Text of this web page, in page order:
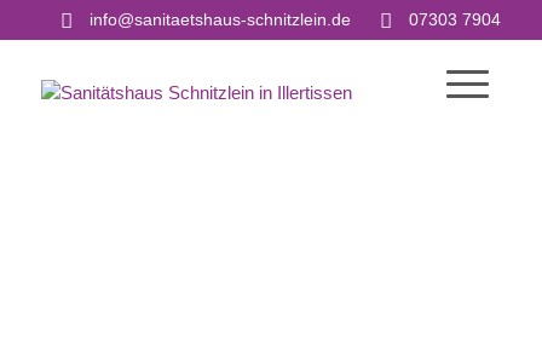
info@sanitaetshaus-schnitzlein.de 07303 7904